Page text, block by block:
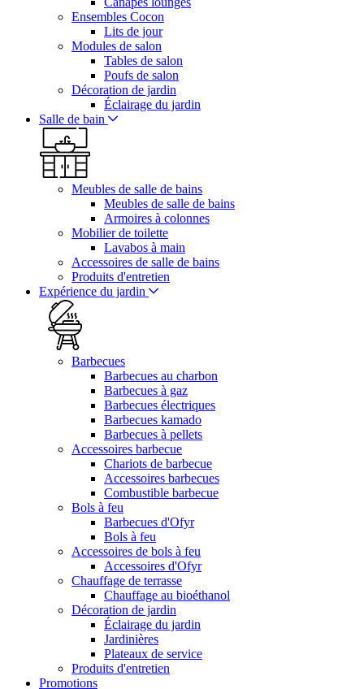
Ensembles Cocon
Lits de jour
Modules de salon
Tables de salon
Poufs de salon
Décoration de jardin
Éclairage du jardin
Salle de bain
Meubles de salle de bains
Meubles de salle de bains
Armoires à colonnes
Mobilier de toilette
Lavabos à main
Accessoires de salle de bains
Produits d'entretien
Expérience du jardin
Barbecues
Barbecues au charbon
Barbecues à gaz
Barbecues électriques
Barbecues kamado
Barbecues à pellets
Accessoires barbecue
Chariots de barbecue
Accessoires barbecues
Combustible barbecue
Bols à feu
Barbecues d'Ofyr
Bols à feu
Accessoires de bols à feu
Accessoires d'Ofyr
Chauffage de terrasse
Chauffage au bioéthanol
Décoration de jardin
Éclairage du jardin
Jardinières
Plateaux de service
Produits d'entretien
Promotions